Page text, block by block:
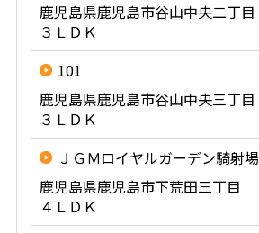
鹿児島県鹿児島市谷山中央二丁目
３ＬＤＫ
101
鹿児島県鹿児島市谷山中央三丁目
３ＬＤＫ
ＪＧＭロイヤルガーデン騎射場
鹿児島県鹿児島市下荒田三丁目
４ＬＤＫ